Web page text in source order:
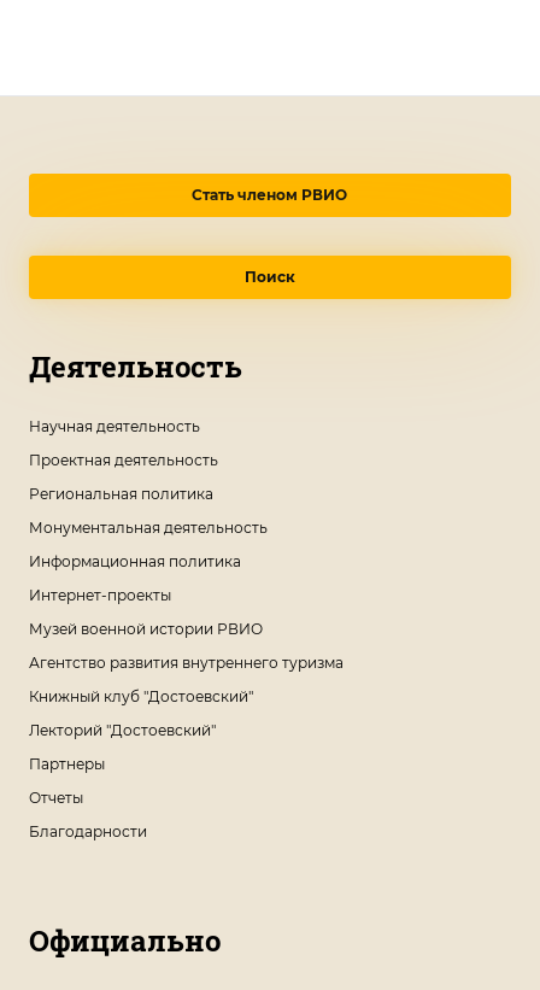
Стать членом РВИО
Поиск
Деятельность
Научная деятельность
Проектная деятельность
Региональная политика
Монументальная деятельность
Информационная политика
Интернет-проекты
Музей военной истории РВИО
Агентство развития внутреннего туризма
Книжный клуб "Достоевский"
Лекторий "Достоевский"
Партнеры
Отчеты
Благодарности
Официально